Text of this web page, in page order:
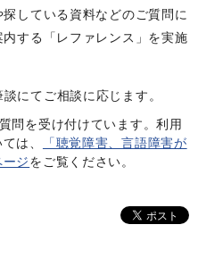
している資料などのご質問に
する「レファレンス」を実施
にてご相談に応じます。
問を受け付けています。利用
は、
「聴覚障害、言語障害が
ジをご覧ください。